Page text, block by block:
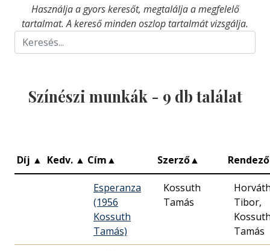
Használja a gyors keresőt, megtalálja a megfelelő
tartalmat. A kereső minden oszlop tartalmát vizsgálja.
Színészi munkák - 9 db találat
Díj ▲ Kedv. ▲ Cím▲ Szerző▲ Rendező
Esperanza
(1956
Kossuth
Tamás)
Kossuth
Tamás
Tibor‏‎,
Tamás